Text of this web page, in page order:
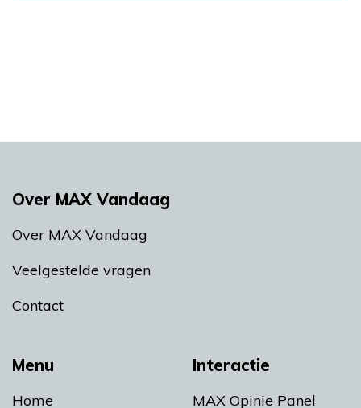
Menu
Home
Interactie
MAX Opinie Panel
Over MAX Vandaag
Over MAX Vandaag
Veelgestelde vragen
Contact